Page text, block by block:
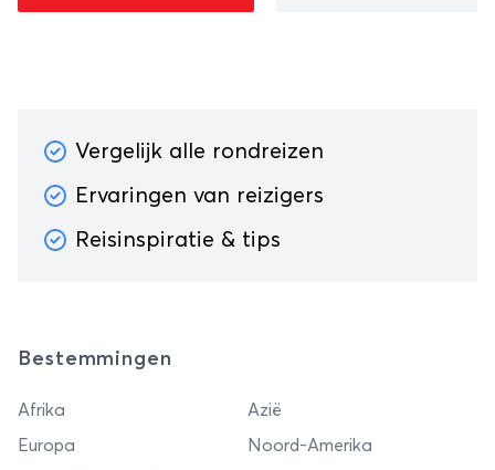
Vergelijk alle rondreizen
Ervaringen van reizigers
Reisinspiratie & tips
Bestemmingen
Afrika
Azië
Europa
Noord-Amerika